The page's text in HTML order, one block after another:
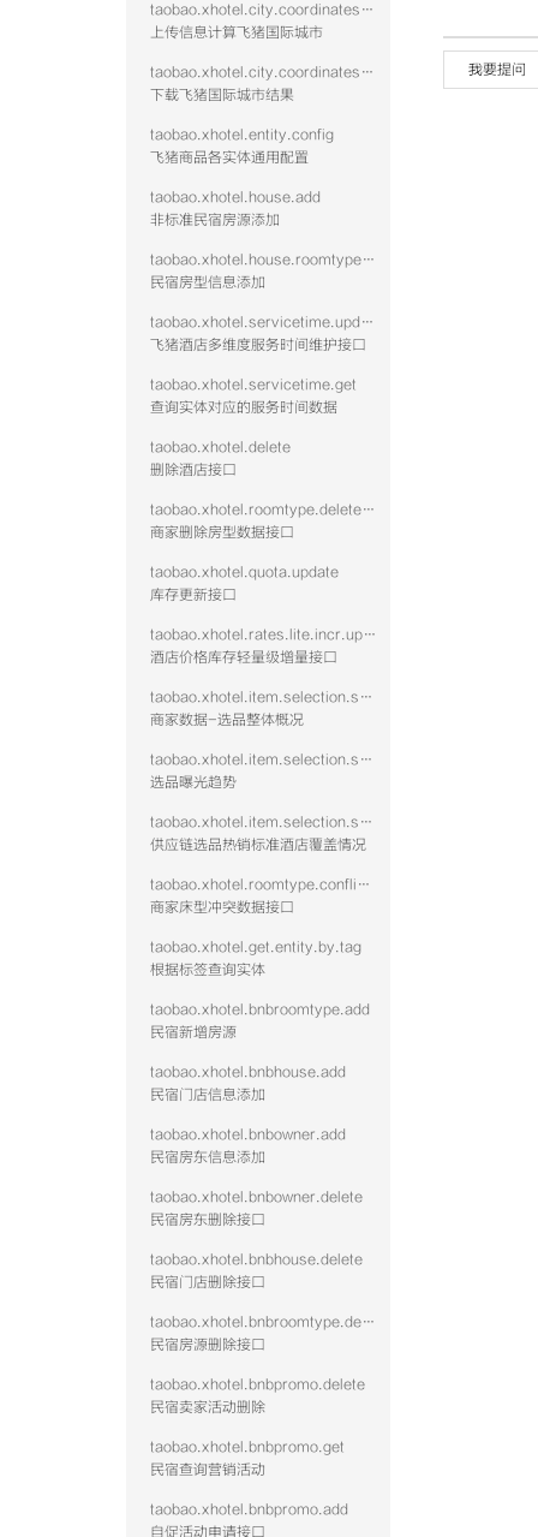
taobao.xhotel.city.coordinates.batch.upload
上传信息计算飞猪国际城市
taobao.xhotel.city.coordinates.batch.download
下载飞猪国际城市结果
taobao.xhotel.entity.config
飞猪商品各实体通用配置
taobao.xhotel.house.add
非标准民宿房源添加
taobao.xhotel.house.roomtype.add
民宿房型信息添加
taobao.xhotel.servicetime.update
飞猪酒店多维度服务时间维护接口
taobao.xhotel.servicetime.get
查询实体对应的服务时间数据
taobao.xhotel.delete
删除酒店接口
taobao.xhotel.roomtype.delete.public
商家删除房型数据接口
taobao.xhotel.quota.update
库存更新接口
taobao.xhotel.rates.lite.incr.update
酒店价格库存轻量级增量接口
taobao.xhotel.item.selection.seller.stat.summary
商家数据-选品整体概况
taobao.xhotel.item.selection.seller.stat.exposure
选品曝光趋势
taobao.xhotel.item.selection.seller.stat.hotshid
供应链选品热销标准酒店覆盖情况
taobao.xhotel.roomtype.conflict.data
商家床型冲突数据接口
taobao.xhotel.get.entity.by.tag
根据标签查询实体
taobao.xhotel.bnbroomtype.add
民宿新增房源
taobao.xhotel.bnbhouse.add
民宿门店信息添加
taobao.xhotel.bnbowner.add
民宿房东信息添加
taobao.xhotel.bnbowner.delete
民宿房东删除接口
taobao.xhotel.bnbhouse.delete
民宿门店删除接口
taobao.xhotel.bnbroomtype.delete
民宿房源删除接口
taobao.xhotel.bnbpromo.delete
民宿卖家活动删除
taobao.xhotel.bnbpromo.get
民宿查询营销活动
taobao.xhotel.bnbpromo.add
自促活动申请接口
我要提问